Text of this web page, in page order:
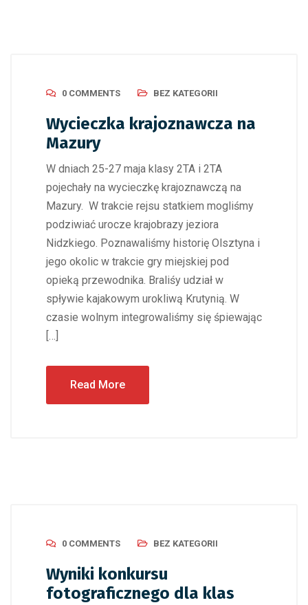
0 COMMENTS BEZ KATEGORII
Wycieczka krajoznawcza na
Mazury
W dniach 25-27 maja klasy 2TA i 2TA
pojechały na wycieczkę krajoznawczą na
Mazury. W trakcie rejsu statkiem mogliśmy
podziwiać urocze krajobrazy jeziora
Nidzkiego. Poznawaliśmy historię Olsztyna i
jego okolic w trakcie gry miejskiej pod
opieką przewodnika. Braliśy udział w
spływie kajakowym urokliwą Krutynią. W
czasie wolnym integrowaliśmy się śpiewając
[…]
Read More
0 COMMENTS BEZ KATEGORII
Wyniki konkursu
fotograficznego dla klas